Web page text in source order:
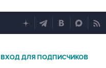
ВХОД ДЛЯ ПОДПИСЧИКОВ